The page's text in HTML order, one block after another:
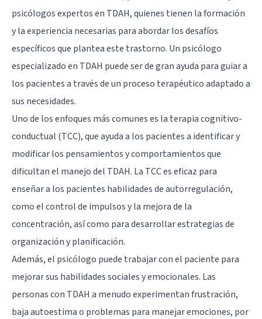
psicólogos expertos en TDAH, quienes tienen la formación
y la experiencia necesarias para abordar los desafíos
específicos que plantea este trastorno. Un psicólogo
especializado en TDAH puede ser de gran ayuda para guiar a
los pacientes a través de un proceso terapéutico adaptado a
sus necesidades.
Uno de los enfoques más comunes es la terapia cognitivo-
conductual (TCC), que ayuda a los pacientes a identificar y
modificar los pensamientos y comportamientos que
dificultan el manejo del TDAH. La TCC es eficaz para
enseñar a los pacientes habilidades de autorregulación,
como el control de impulsos y la mejora de la
concentración, así como para desarrollar estrategias de
organización y planificación.
Además, el psicólogo puede trabajar con el paciente para
mejorar sus habilidades sociales y emocionales. Las
personas con TDAH a menudo experimentan frustración,
baja autoestima o problemas para manejar emociones, por